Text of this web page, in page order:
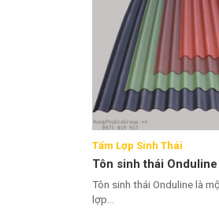
Tấm Lợp Sinh Thái
Tôn sinh thái Onduline
Tôn sinh thái Onduline là
lợp...